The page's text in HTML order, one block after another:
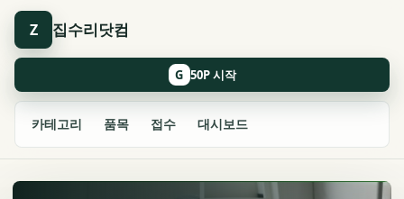
Z 집수리닷컴
카테고리 품목 접수 대시보드
G